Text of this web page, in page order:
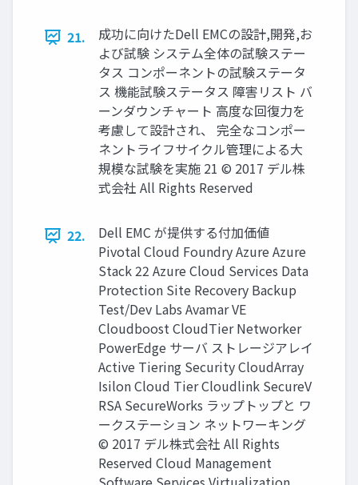
21.
成功に向けたDell EMCの設計,開発,お
よび試験 システム全体の試験ステー
タス コンポーネントの試験ステータ
ス 機能試験ステータス 障害リスト バ
ーンダウンチャート ⾼度な回復⼒を
考慮して設計され、 完全なコンポー
ネントライフサイクル管理による⼤
規模な試験を実施 21 © 2017 デル株
式会社 All Rights Reserved
22.
Dell EMC が提供する付加価値
Pivotal Cloud Foundry Azure Azure
Stack 22 Azure Cloud Services Data
Protection Site Recovery Backup
Test/Dev Labs Avamar VE
Cloudboost CloudTier Networker
PowerEdge サーバ ストレージアレイ
Active Tiering Security CloudArray
Isilon Cloud Tier Cloudlink SecureV
RSA SecureWorks ラップトップと ワ
ークステーション ネットワーキング
© 2017 デル株式会社 All Rights
Reserved Cloud Management